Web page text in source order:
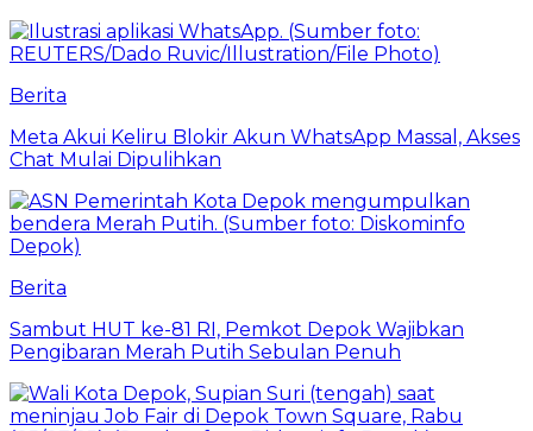
Berita
Meta Akui Keliru Blokir Akun WhatsApp Massal, Akses
Chat Mulai Dipulihkan
Berita
Sambut HUT ke-81 RI, Pemkot Depok Wajibkan
Pengibaran Merah Putih Sebulan Penuh